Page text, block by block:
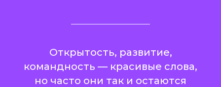
Открытость, развитие,
командность — красивые слова,
но часто они так и остаются